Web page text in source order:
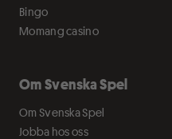
Bingo
Momang casino
Om Svenska Spel
Om Svenska Spel
Jobba hos oss